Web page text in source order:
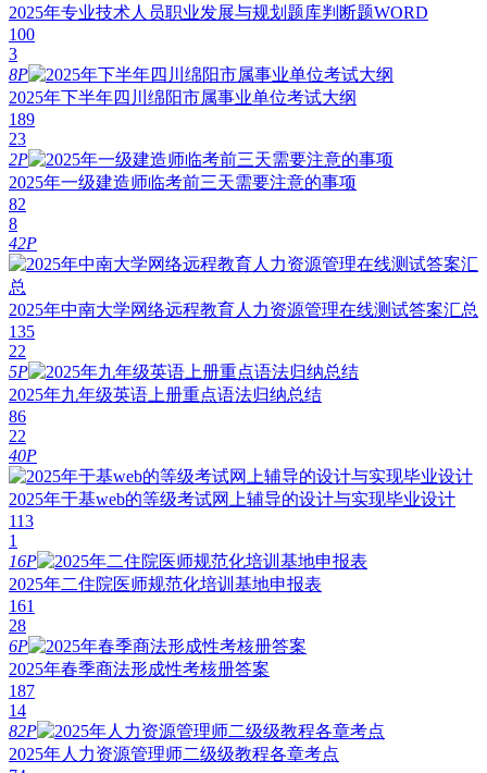
2025年专业技术人员职业发展与规划题库判断题WORD
100
3
8P
2025年下半年四川绵阳市属事业单位考试大纲
189
23
2P
2025年一级建造师临考前三天需要注意的事项
82
8
42P
2025年中南大学网络远程教育人力资源管理在线测试答案汇总
135
22
5P
2025年九年级英语上册重点语法归纳总结
86
22
40P
2025年于基web的等级考试网上辅导的设计与实现毕业设计
113
1
16P
2025年二住院医师规范化培训基地申报表
161
28
6P
2025年春季商法形成性考核册答案
187
14
82P
2025年人力资源管理师二级级教程各章考点